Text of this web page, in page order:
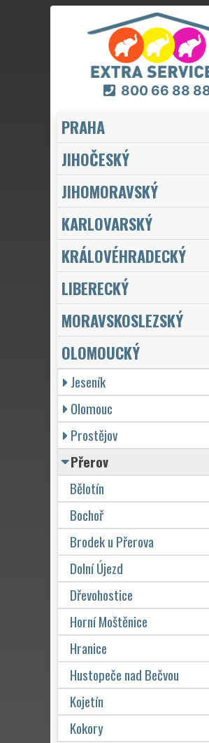
800 66 88
PRAHA
JIHOČESKÝ
JIHOMORAVSKÝ
KARLOVARSKÝ
KRÁLOVÉHRADECKÝ
LIBERECKÝ
MORAVSKOSLEZSKÝ
OLOMOUCKÝ
Jeseník
Olomouc
Prostějov
Přerov
Bělotín
Bochoř
Brodek u Přerova
Dolní Újezd
Dřevohostice
Horní Moštěnice
Hranice
Hustopeče nad Bečvou
Kojetín
Kokory